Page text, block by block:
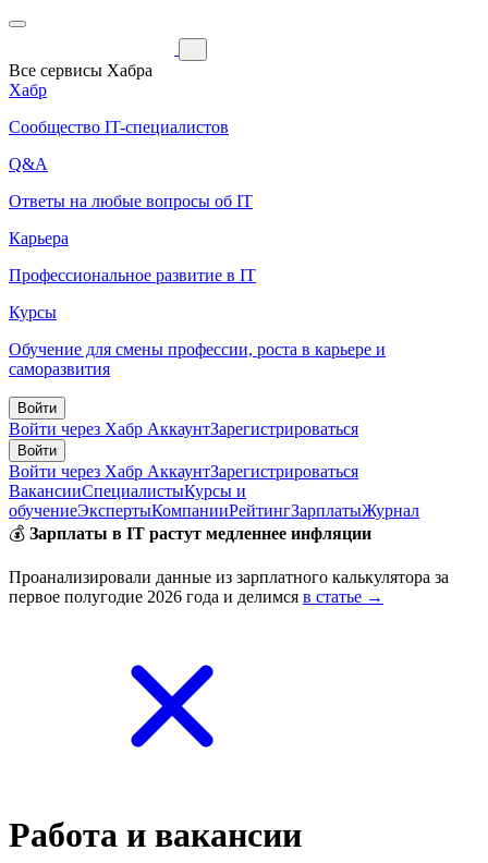
Все сервисы Хабра
Хабр
Сообщество IT-специалистов
Q&A
Ответы на любые вопросы об IT
Карьера
Профессиональное развитие в IT
Курсы
Обучение для смены профессии, роста в карьере и
саморазвития
Войти
Войти через Хабр АккаунтЗарегистрироваться
Войти
Войти через Хабр АккаунтЗарегистрироваться
ВакансииСпециалистыКурсы и
обучениеЭкспертыКомпанииРейтингЗарплатыЖурнал
💰 Зарплаты в IT растут медленнее инфляции
Проанализировали данные из зарплатного калькулятора за
первое полугодие 2026 года и делимся в статье →
Работа и вакансии